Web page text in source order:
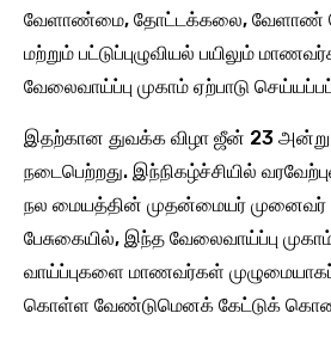
வேளாண்மை, தோட்டக்கலை, வேளாண்
மற்றும் பட்டுப்புழுவியல் பயிலும்
வேலைவாய்ப்பு முகாம் ஏற்பாடு
இதற்கான துவக்க விழா ஜீன் 23
நடைபெற்றது. இந்நிகழ்ச்சியில்
நல மையத்தின் முதன்மையர் முனைவர்
பேசுகையில், இந்த வேலைவாய்ப்பு
வாய்ப்புகளை மாணவர்கள்
கொள்ள வேண்டுமெனக் கேட்டுக்